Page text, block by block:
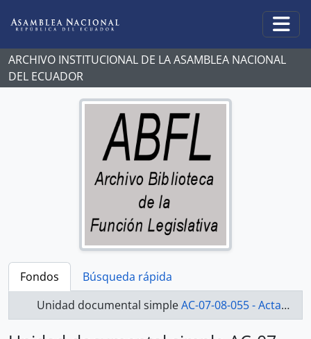
ARCHIVO INSTITUCIONAL DE LA ASAMBLEA NACIONAL
DEL ECUADOR
Fondos
Búsqueda rápida
Unidad documental simpleAC-07-08-055 - Actas-2007-2008